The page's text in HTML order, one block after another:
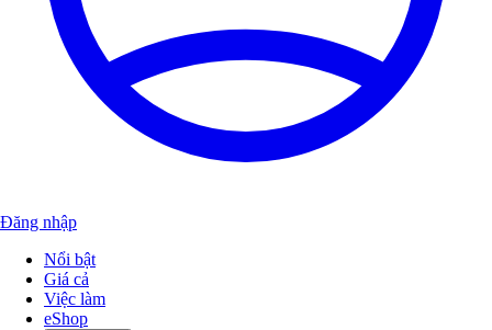
Đăng nhập
Nổi bật
Giá cả
Việc làm
eShop